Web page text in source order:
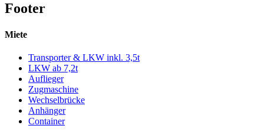
Footer
Miete
Transporter & LKW inkl. 3,5t
LKW ab 7,2t
Auflieger
Zugmaschine
Wechselbrücke
Anhänger
Container